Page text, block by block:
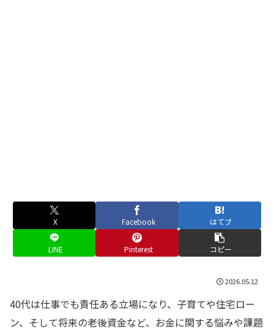
X Facebook はてブ
LINE Pinterest コピー
2026.05.12
40代は仕事でも責任ある立場になり、子育てや住宅ロー
ン、そして将来の老後資金など、お金に関する悩みや課題